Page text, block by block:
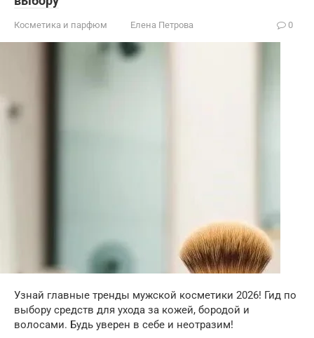
Косметика и парфюм Елена Петрова 0
Узнай главные тренды мужской косметики 2026! Гид по
выбору средств для ухода за кожей, бородой и
волосами. Будь уверен в себе и неотразим!